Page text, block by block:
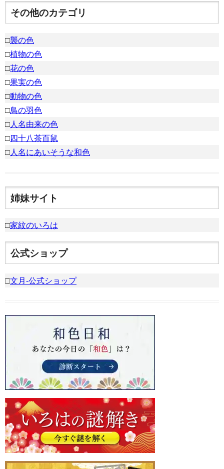
その他のカテゴリ
□襲の色
□植物の色
□花の色
□果実の色
□動物の色
□鳥の羽色
□人名由来の色
□四十八茶百鼠
□人名にあいそうな和色
姉妹サイト
□家紋のいろは
公式ショップ
□文月-公式ショップ